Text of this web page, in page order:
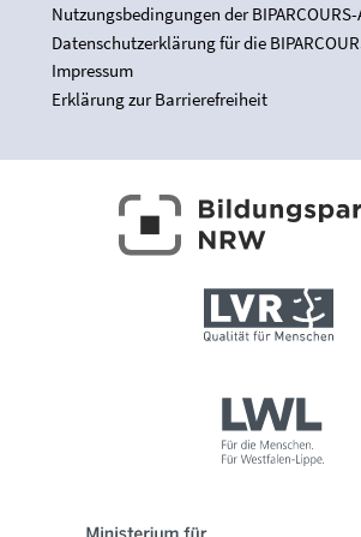
Nutzungsbedingungen der
Datenschutzerklärung für die
Impressum
Erklärung zur Barrierefreiheit